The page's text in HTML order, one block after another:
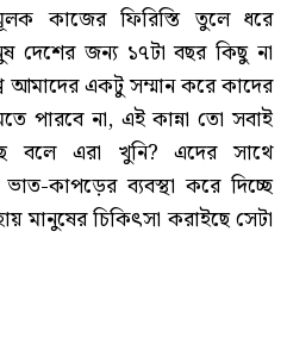
কাজের ফিরিস্তি তুলে ধরে
দেশের জন্য ১৭টা বছর কিছু না
আমাদের একটু সম্মান করে কাদের
পারবে না, এই কান্না তো সবাই
বলে এরা খুনি? এদের সাথে
কাপড়ের ব্যবস্থা করে দিচ্ছে
চিকিৎসা করাইছে সেটা